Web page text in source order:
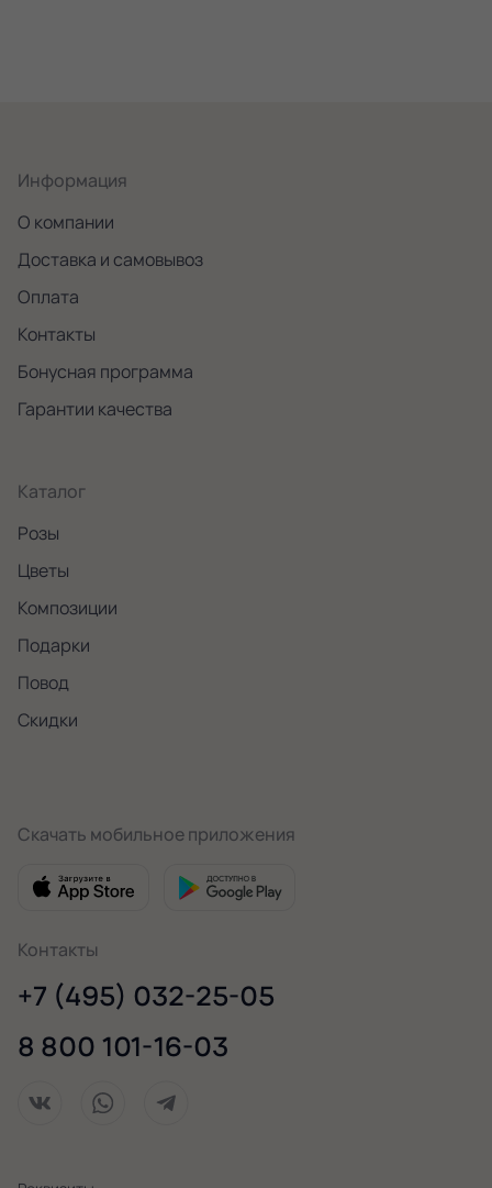
Информация
О компании
Доставка и самовывоз
Оплата
Контакты
Бонусная программа
Гарантии качества
Каталог
Розы
Цветы
Композиции
Подарки
Повод
Скидки
Скачать мобильное приложения
Контакты
+7 (495) 032-25-05
8 800 101-16-03